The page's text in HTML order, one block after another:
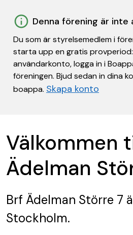
Denna förening är inte
Du som är styrelsemedlem i
starta upp en gratis
användarkonto, logga in i
föreningen. Bjud sedan in dina
boappa. Skapa konto
Välkommen
Ädelman
Brf Ädelman Större 7
Stockholm.